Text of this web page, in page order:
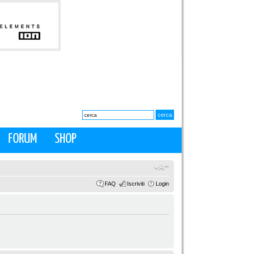
FORUM SHOP
FAQ Iscriviti Login